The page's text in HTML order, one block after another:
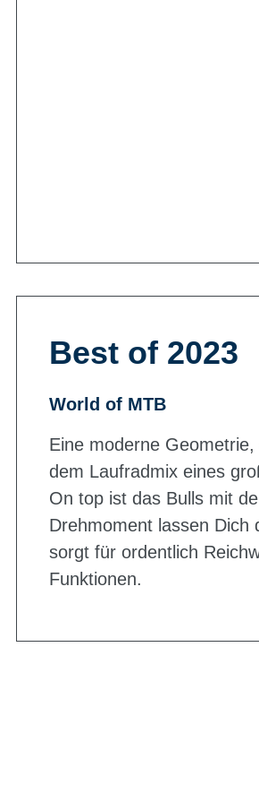
Best of 2023
World of MTB
Eine moderne
dem Laufradmix eines
On top ist das Bulls mit
Drehmoment lassen Dich
sorgt für ordentlich
Funktionen.